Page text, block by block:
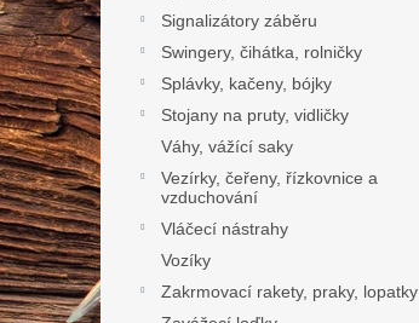
Signalizátory záběru
Swingery, čihátka, rolničky
Splávky, kačeny, bójky
Stojany na pruty, vidličky
Váhy, vážící saky
Vezírky, čeřeny, řízkovnice a
vzduchování
Vláčecí nástrahy
Vozíky
Zakrmovací rakety, praky, lopatky